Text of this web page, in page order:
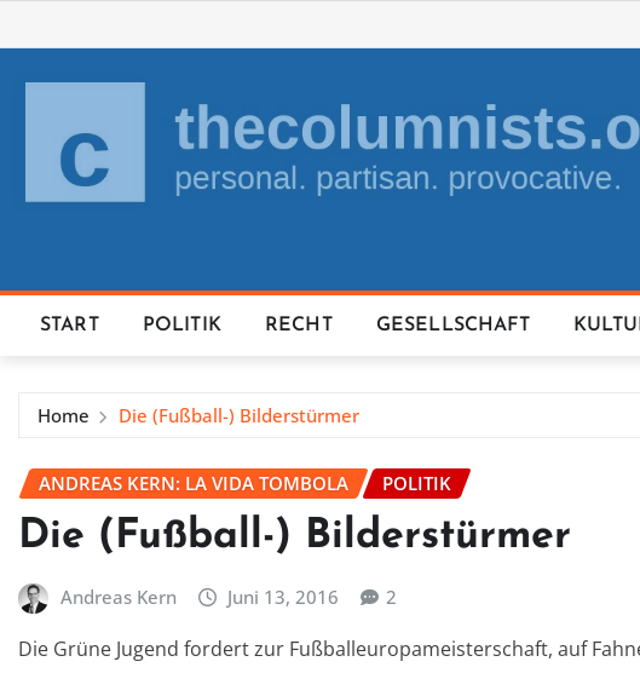
to
content
START POLITIK RECHT GESELLSCHAFT
Home Die (Fußball-) Bilderstürmer
ANDREAS KERN: LA VIDA TOMBOLA POLITIK
Die (Fußball-) Bilderstürmer
Andreas Kern Juni 13, 2016 2
Die Grüne Jugend fordert zur Fußballeuropameisterschaft, auf